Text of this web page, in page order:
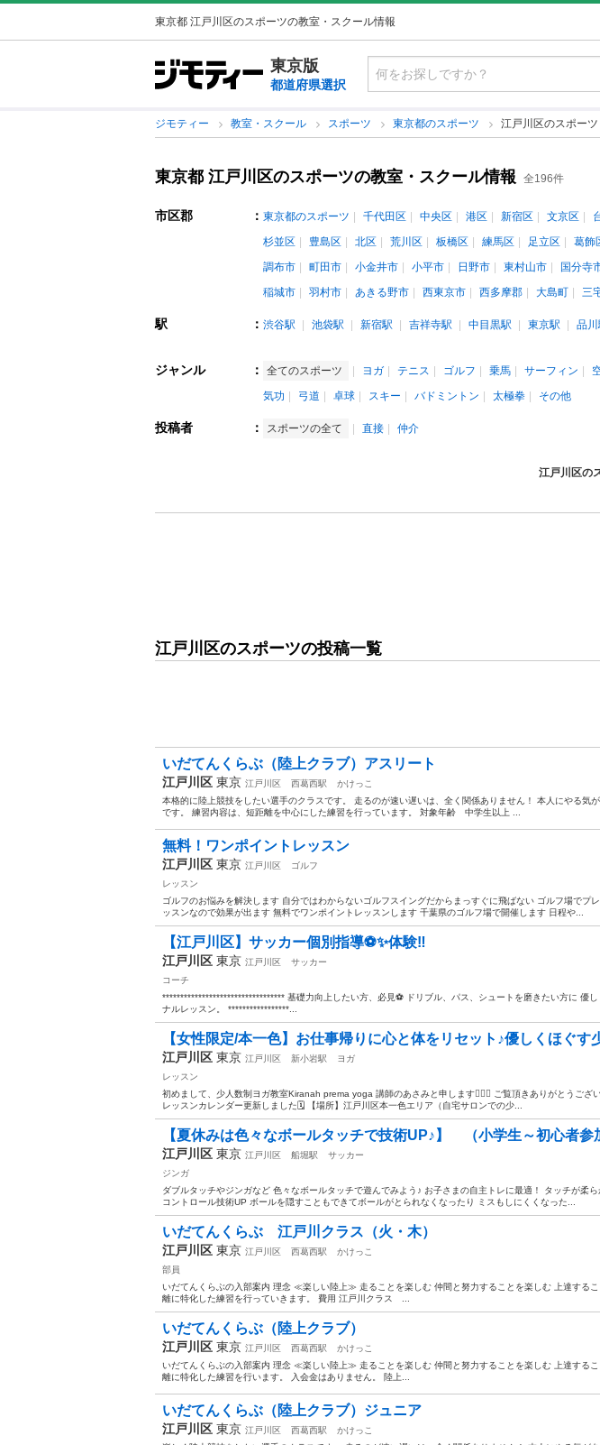
東京都 江戸川区のスポーツの教室・スクール情報
東京版
都道府県選択
ジモティー 教室・スクール スポーツ 東京都のスポーツ 江戸川区のスポーツ
東京都 江戸川区のスポーツの教室・スクール情報 全196件
市区郡 ： 東京都のスポーツ 千代田区 中央区 港区 新宿区 文京区
杉並区
豊島区 北区 荒川区 板橋区 練馬区 足立区 葛飾
調布市
町田市 小金井市 小平市 日野市 東村山市 国分寺
稲城市
羽村市 あきる野市 西東京市 西多摩郡 大島町 三
駅 ： 渋谷駅 池袋駅 新宿駅 吉祥寺駅 中目黒駅 東京駅 品川
ジャンル ： 全てのスポーツ ヨガ テニス ゴルフ 乗馬 サーフィン
気功
弓道 卓球 スキー バドミントン 太極拳 その他
投稿者 ： スポーツの全て 直接 仲介
江戸川区の
江戸川区のスポーツの投稿一覧
いだてんくらぶ（陸上クラブ）アスリート
江戸川区 東京 江戸川区 西葛西駅
かけっこ
本格的に陸上競技をしたい選手のクラスです。 走るのが速い遅いは、全く関係ありません！ 本人にやる気
です。 練習内容は、短距離を中心にした練習を行っています。 対象年齢 中学生以上 ...
無料！ワンポイントレッスン
江戸川区 東京 江戸川区
ゴルフ
レッスン
ゴルフのお悩みを解決します 自分ではわからないゴルフスイングだからまっすぐに飛ばない ゴルフ場でプ
ッスンなので効果が出ます 無料でワンポイントレッスンします 千葉県のゴルフ場で開催します 日程や...
【江戸川区】サッカー個別指導⚽️✨体験‼️
江戸川区 東京 江戸川区
サッカー
コーチ
********************************** 基礎力向上したい方、必見⚽️ ドリブル、パス、シュートを磨きたい方に 優し
ナルレッスン。 *****************...
【女性限定/本一色】お仕事帰りに心と体をリセット♪優しくほぐす
江戸川区 東京 江戸川区 新小岩駅
ヨガ
レッスン
初めまして、少人数制ヨガ教室Kiranah prema yoga 講師のあさみと申します🧘‍♀️✨ ご覧頂きありがとうござ
レッスンカレンダー更新しました🗓 【場所】江戸川区本一色エリア（自宅サロンでの少...
【夏休みは色々なボールタッチで技術UP♪】 （小学生～初心者参
江戸川区 東京 江戸川区 船堀駅
サッカー
ジンガ
ダブルタッチやジンガなど 色々なボールタッチで遊んでみよう♪ お子さまの自主トレに最適！ タッチが柔
コントロール技術UP ボールを隠すこともできてボールがとられなくなったり ミスもしにくくなった...
いだてんくらぶ 江戸川クラス（火・木）
江戸川区 東京 江戸川区 西葛西駅
かけっこ
部員
いだてんくらぶの入部案内 理念 ≪楽しい陸上≫ 走ることを楽しむ 仲間と努力することを楽しむ 上達する
離に特化した練習を行っていきます。 費用 江戸川クラス ...
いだてんくらぶ（陸上クラブ）
江戸川区 東京 江戸川区 西葛西駅
かけっこ
いだてんくらぶの入部案内 理念 ≪楽しい陸上≫ 走ることを楽しむ 仲間と努力することを楽しむ 上達する
離に特化した練習を行います。 入会金はありません。 陸上...
いだてんくらぶ（陸上クラブ）ジュニア
江戸川区 東京 江戸川区 西葛西駅
かけっこ